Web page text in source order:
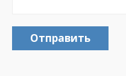
Отправить